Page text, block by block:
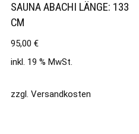
SAUNA ABACHI LÄNGE: 133
CM
95,00€
inkl. 19 % MwSt.
zzgl.Versandkosten